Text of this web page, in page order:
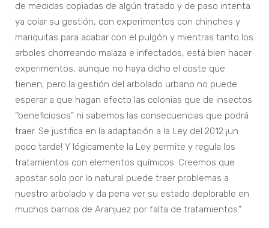
de medidas copiadas de algún tratado y de paso intenta
ya colar su gestión, con experimentos con chinches y
mariquitas para acabar con el pulgón y mientras tanto los
arboles chorreando malaza e infectados, está bien hacer
experimentos, aunque no haya dicho el coste que
tienen, pero la gestión del arbolado urbano no puede
esperar a que hagan efecto las colonias que de insectos
“beneficiosos” ni sabemos las consecuencias que podrá
traer. Se justifica en la adaptación a la Ley del 2012 ¡un
poco tarde! Y lógicamente la Ley permite y regula los
tratamientos con elementos químicos. Creemos que
apostar solo por lo natural puede traer problemas a
nuestro arbolado y da pena ver su estado deplorable en
muchos barrios de Aranjuez por falta de tratamientos.”